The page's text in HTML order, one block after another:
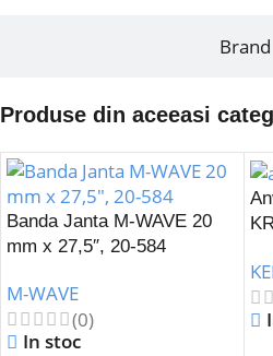
Brand
Produse din aceeasi
Banda Janta M-WAVE 20
mm x 27,5″, 20-584
M-WAVE
(0)
In stoc